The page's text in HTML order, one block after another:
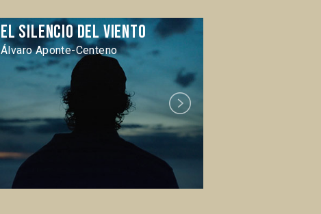
El Silencio del viento
Álvaro Aponte-Centeno
Next